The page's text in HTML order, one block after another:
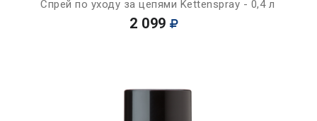
Спрей по уходу за цепями Kettenspray - 0,4 л
2 099